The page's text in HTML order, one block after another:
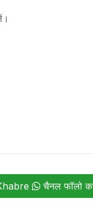
चैनल फॉलो